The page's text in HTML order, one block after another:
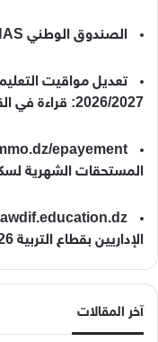
الصندوق الوطني CNAS : هكذا يمكن تحيين بطاقة الشفاء
تعديل مواقيت
2026/2027: قراءة في القرارات الجديدة وانعكاساتها على التلاميذ
المستحقات الشهرية
الإداريين بقطاع التربية 2026
آخر المقالات